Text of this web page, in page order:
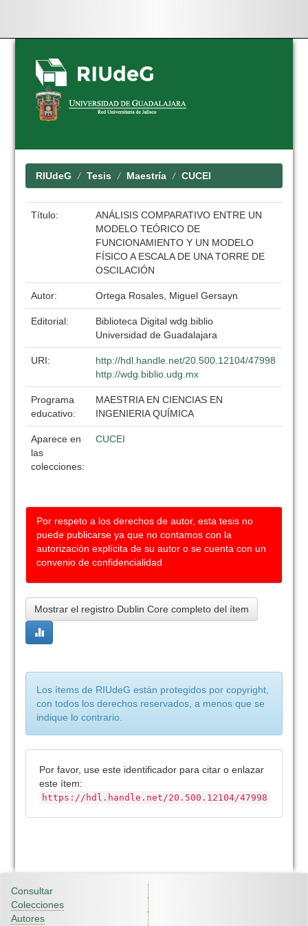
Skip
navigation
RIUdeG Tesis Maestría CUCEI
Título:
ANÁLISIS COMPARATIVO ENTRE UN
MODELO TEÓRICO DE
FUNCIONAMIENTO Y UN MODELO
FÍSICO A ESCALA DE UNA TORRE DE
OSCILACIÓN
Autor: Ortega Rosales, Miguel Gersayn
Editorial:
Biblioteca Digital wdg.biblio
Universidad de Guadalajara
URI:
http://hdl.handle.net/20.500.12104/47998
http://wdg.biblio.udg.mx
Programa
educativo:
MAESTRIA EN CIENCIAS EN
INGENIERIA QUÍMICA
Aparece en
las
colecciones:
CUCEI
Por respeto a los derechos de autor, esta tesis no
puede publicarse ya que no contamos con la
autorización explícita de su autor o se cuenta con un
convenio de confidencialidad
Mostrar el registro Dublin Core completo del ítem
Los ítems de RIUdeG están protegidos por copyright,
con todos los derechos reservados, a menos que se
indique lo contrario.
Por favor, use este identificador para citar o enlazar
este ítem:
https://hdl.handle.net/20.500.12104/47998
Consultar
Colecciones
Autores